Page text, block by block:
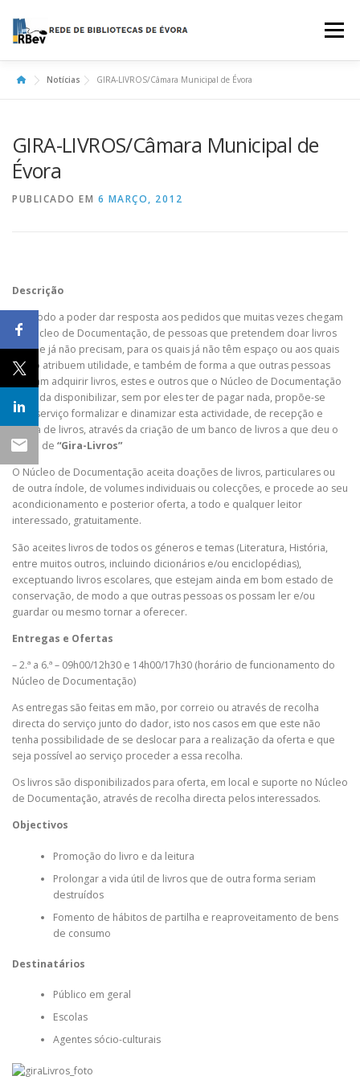
para
conteúdo
Menu
ATIVIDADES LINKS ÚTEIS CONTACTOS
Notícias GIRA-LIVROS/Câmara Municipal de Évora
GIRA-LIVROS/Câmara Municipal de
Évora
PUBLICADO EM 6 MARÇO, 2012
Descrição
De modo a poder dar resposta aos pedidos que muitas vezes chegam
ao Núcleo de Documentação, de pessoas que pretendem doar livros
de que já não precisam, para os quais já não têm espaço ou aos quais
já não atribuem utilidade, e também de forma a que outras pessoas
possam adquirir livros, estes e outros que o Núcleo de Documentação
entenda disponibilizar, sem por eles ter de pagar nada, propõe-se
este serviço formalizar e dinamizar esta actividade, de recepção e
oferta de livros, através da criação de um banco de livros a que deu o
nome de “Gira-Livros”
O Núcleo de Documentação aceita doações de livros, particulares ou
de outra índole, de volumes individuais ou colecções, e procede ao seu
acondicionamento e posterior oferta, a todo e qualquer leitor
interessado, gratuitamente.
São aceites livros de todos os géneros e temas (Literatura, História,
entre muitos outros, incluindo dicionários e/ou enciclopédias),
exceptuando livros escolares, que estejam ainda em bom estado de
conservação, de modo a que outras pessoas os possam ler e/ou
guardar ou mesmo tornar a oferecer.
Entregas e Ofertas
– 2.ª a 6.ª – 09h00/12h30 e 14h00/17h30 (horário de funcionamento do
Núcleo de Documentação)
As entregas são feitas em mão, por correio ou através de recolha
directa do serviço junto do dador, isto nos casos em que este não
tenha possibilidade de se deslocar para a realização da oferta e que
seja possível ao serviço proceder a essa recolha.
Os livros são disponibilizados para oferta, em local e suporte no Núcleo
de Documentação, através de recolha directa pelos interessados.
Objectivos
Promoção do livro e da leitura
Prolongar a vida útil de livros que de outra forma seriam
destruídos
Fomento de hábitos de partilha e reaproveitamento de bens
de consumo
Destinatários
Público em geral
Escolas
Agentes sócio-culturais